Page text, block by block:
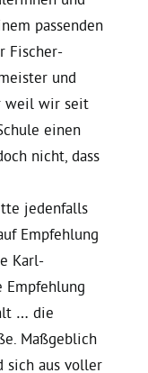
passenden
Fischer-
und
weil wir seit
einen
nicht, dass
jedenfalls
Empfehlung
Karl-
Empfehlung
… die
Maßgeblich
sich aus voller